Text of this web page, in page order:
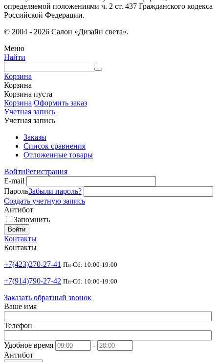
определяемой положениями ч. 2 ст. 437 Гражданского кодекса
Российской Федерации.
© 2004 - 2026 Салон «Дизайн света».
Меню
Найти
Корзина
Корзина
Корзина пуста
Корзина Оформить заказ
Учетная запись
Учетная запись
Заказы
Список сравнения
Отложенные товары
ВойтиРегистрация
E-mail
ПарольЗабыли пароль?
Создать учетную запись
Антибот
Запомнить
Войти
Контакты
Контакты
+7(423)270-27-41 Пн-Сб: 10:00-19:00
+7(914)790-27-42 Пн-Сб: 10:00-19:00
Заказать обратный звонок
Ваше имя
Телефон
Удобное время
-
Антибот